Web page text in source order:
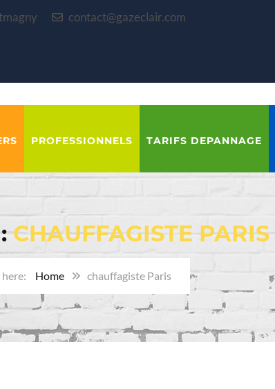
contact@gazeclair.com
PROFESSIONNELS TARIFS DEPANNAGE
:CHAUFFAGISTE PARIS
Home chauffagiste Paris